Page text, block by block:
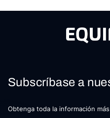
Subscríbase a
Obtenga toda la información